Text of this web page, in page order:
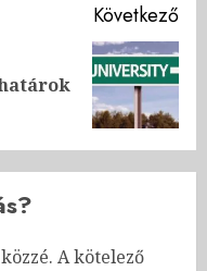
Következő
A kötelező